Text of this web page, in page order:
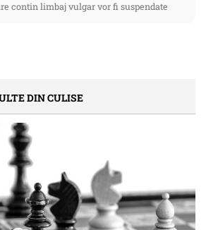
contin limbaj vulgar vor fi suspendate
DIN CULISE